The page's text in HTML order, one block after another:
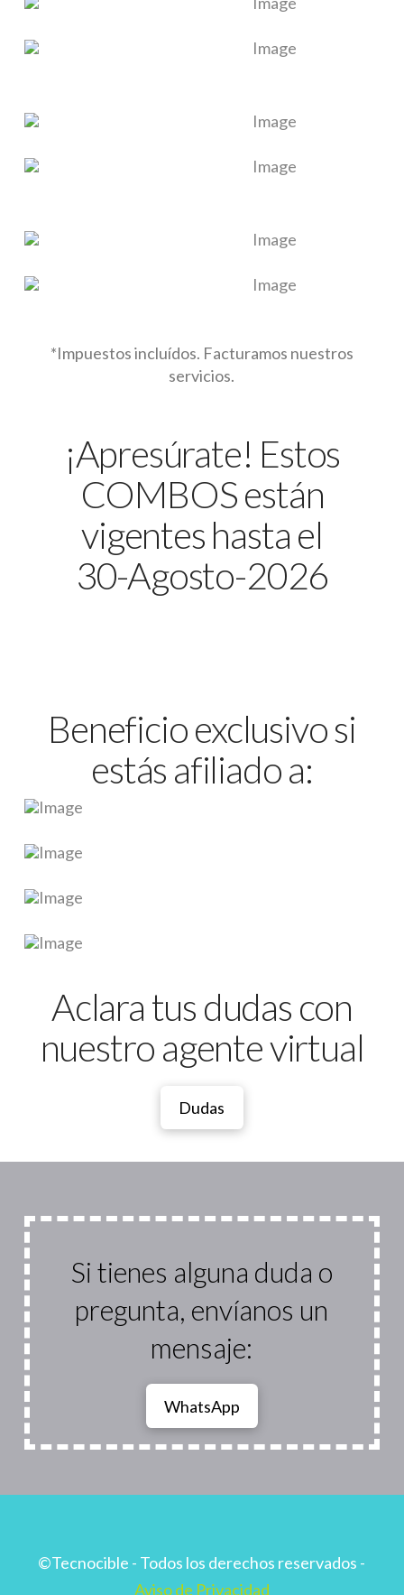
*Impuestos incluídos. Facturamos nuestros
servicios.
¡Apresúrate! Estos
COMBOS están
vigentes hasta el
30-Agosto-2026
Beneficio exclusivo si
estás afiliado a:
Aclara tus dudas con
nuestro agente virtual
Dudas
Si tienes alguna duda o
pregunta, envíanos un
mensaje:
WhatsApp
©Tecnocible - Todos los derechos reservados -
Aviso de Privacidad